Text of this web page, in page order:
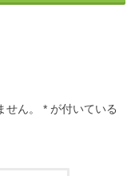
ん。 * が付いている